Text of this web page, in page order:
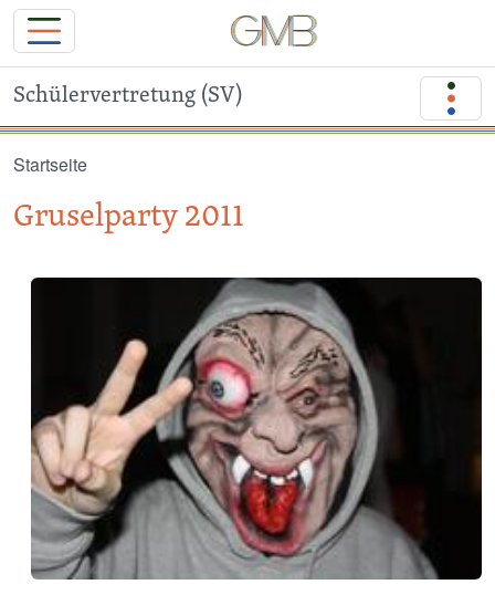
Schülervertretung (SV)
Startseite
Gruselparty 2011
Image